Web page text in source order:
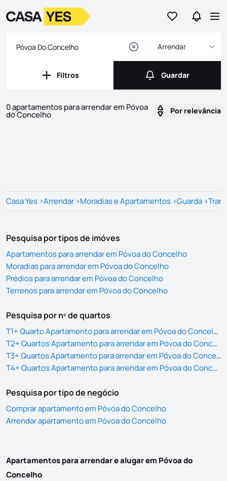
Ir para osIr para
LogoIr para a homepage
Arrendar
Filtros
Filtros Guardar
Guardar
0 apartamentos para arrendar em Póvoa
do Concelho Por relevância
Casa Yes >Arrendar >Moradias e Apartamentos >Guarda >
Pesquisa por tipos de imóves
Apartamentos para arrendar em Póvoa do Concelho
Moradias para arrendar em Póvoa do Concelho
Prédios para arrendar em Póvoa do Concelho
Terrenos para arrendar em Póvoa do Concelho
Pesquisa por nº de quartos
T1+ Quarto Apartamento para arrendar em Póvoa do Concelho
T2+ Quartos Apartamento para arrendar em Póvoa do Concelho
T3+ Quartos Apartamento para arrendar em Póvoa do Concelho
T4+ Quartos Apartamento para arrendar em Póvoa do Concelho
Pesquisa por tipo de negócio
Comprar apartamento em Póvoa do Concelho
Arrendar apartamento em Póvoa do Concelho
Apartamentos para arrendar e alugar em Póvoa do
Concelho